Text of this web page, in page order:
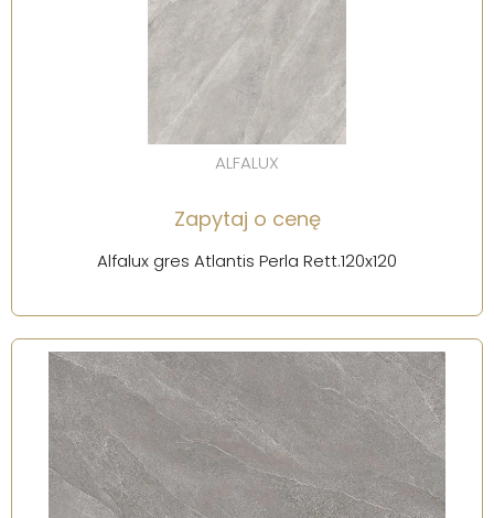
ALFALUX
Zapytaj o cenę
Alfalux gres Atlantis Perla Rett.120x120